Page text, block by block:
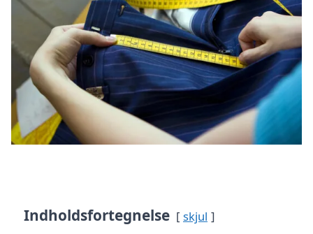
Indholdsfortegnelse skjul